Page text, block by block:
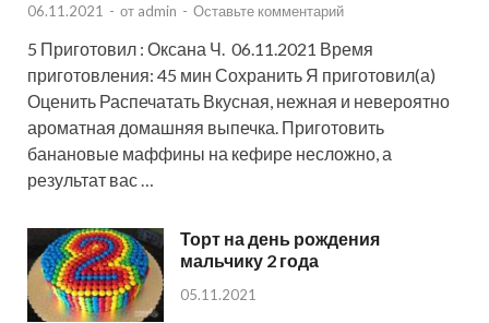
06.11.2021 - от admin - Оставьте комментарий
5 Приготовил : Оксана Ч. 06.11.2021 Время
приготовления: 45 мин Сохранить Я приготовил(а)
Оценить Распечатать Вкусная, нежная и невероятно
ароматная домашняя выпечка. Приготовить
банановые маффины на кефире несложно, а
результат вас …
Торт на день рождения
мальчику 2 года
05.11.2021